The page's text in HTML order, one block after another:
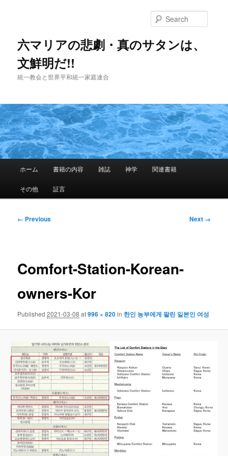
content六マリアの悲劇・真のサタンは、
文鮮明だ!!
統一教会と世界平和統一家庭連合
ホーム 書籍の内容 雑誌 神学 関連書籍
その他 証言
Image
← Previous Next →
Comfort-Station-Korean-
owners-Kor
Published2021-03-08 at996 × 820in 한인 농부에게 팔린 일본인 여성